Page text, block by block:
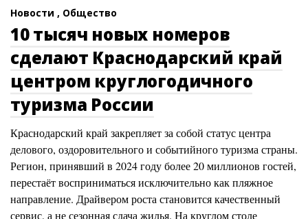
Новости , Общество
10 тысяч новых номеров
сделают Краснодарский край
центром круглогодичного
туризма России
Краснодарский край закрепляет за собой статус центра
делового, оздоровительного и событийного туризма страны.
Регион, принявший в 2024 году более 20 миллионов гостей,
перестаёт восприниматься исключительно как пляжное
направление. Драйвером роста становится качественный
сервис, а не сезонная сдача жилья. На круглом столе